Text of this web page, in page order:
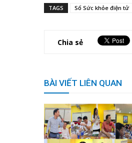
TAGS Sổ Sức khỏe điện tử
Chia sẻ
BÀI VIẾT LIÊN QUAN